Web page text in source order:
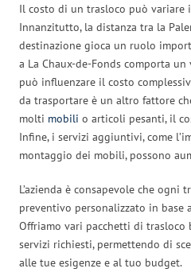
Il costo di un trasloco può variare
Innanzitutto, la distanza tra la
destinazione gioca un ruolo
a La Chaux-de-Fonds comporta
può influenzare il costo
da trasportare è un altro fattore
molti mobili o articoli pesanti, il
Infine, i servizi aggiuntivi, come
montaggio dei mobili, possono
L’azienda è consapevole che ogni
preventivo personalizzato in base
Offriamo vari pacchetti di trasloco
servizi richiesti, permettendo di
alle tue esigenze e al tuo budget.